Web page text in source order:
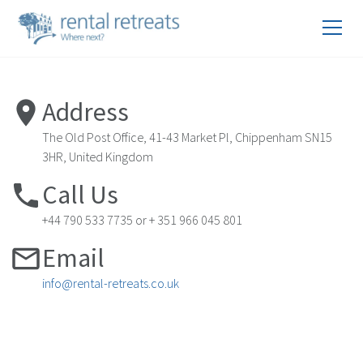
Address
The Old Post Office, 41-43 Market Pl, Chippenham SN15
3HR, United Kingdom
Call Us
+44 790 533 7735 or + 351 966 045 801
Email
info@rental-retreats.co.uk